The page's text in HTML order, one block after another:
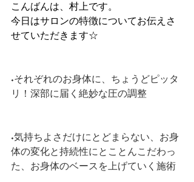
こんばんは、村上です。
今日はサロンの特徴についてお伝えさ
せていただきます☆
◆それぞれのお身体に、ちょうどピッタ
リ！深部に届く絶妙な圧の調整
◆気持ちよさだけにとどまらない、お身
体の変化と持続性にとことんこだわっ
た、お身体のベースを上げていく施術